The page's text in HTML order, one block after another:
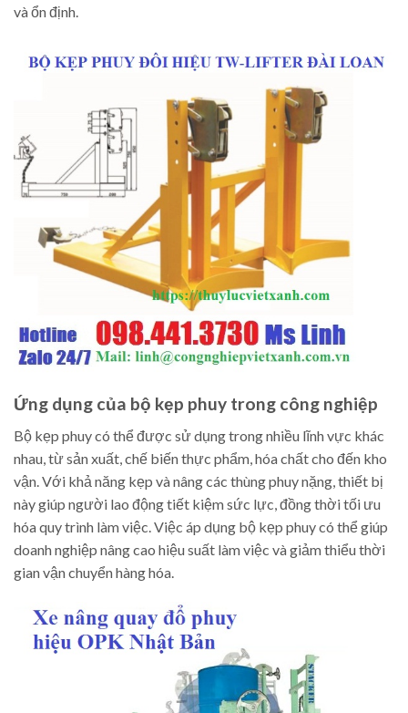
và ổn định.
Ứng dụng của bộ kẹp phuy trong công nghiệp
Bộ kẹp phuy có thể được sử dụng trong nhiều lĩnh vực khác
nhau, từ sản xuất, chế biến thực phẩm, hóa chất cho đến kho
vận. Với khả năng kẹp và nâng các thùng phuy nặng, thiết bị
này giúp người lao động tiết kiệm sức lực, đồng thời tối ưu
hóa quy trình làm việc. Việc áp dụng bộ kẹp phuy có thể giúp
doanh nghiệp nâng cao hiệu suất làm việc và giảm thiểu thời
gian vận chuyển hàng hóa.